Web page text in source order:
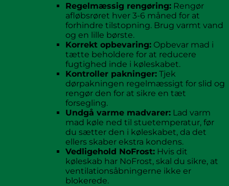
Regelmæssig rengøring: Rengør
afløbsrøret hver 3-6 måned for at
forhindre tilstopning. Brug varmt vand
og en lille børste.
Korrekt opbevaring: Opbevar mad i
tætte beholdere for at reducere
fugtighed inde i køleskabet.
Kontroller pakninger: Tjek
dørpakningen regelmæssigt for slid og
rengør den for at sikre en tæt
forsegling.
Undgå varme madvarer: Lad varm
mad køle ned til stuetemperatur, før
du sætter den i køleskabet, da det
ellers skaber ekstra kondens.
Vedligehold NoFrost: Hvis dit
køleskab har NoFrost, skal du sikre, at
ventilationsåbningerne ikke er
blokerede.